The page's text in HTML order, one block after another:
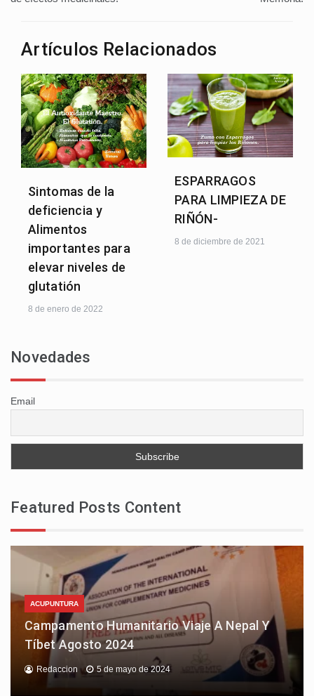
Artículos Relacionados
Sintomas de la
deficiencia y
Alimentos
importantes para
elevar niveles de
glutatión
8 de enero de 2022
ESPARRAGOS
PARA LIMPIEZA DE
RIÑÓN-
8 de diciembre de 2021
Novedades
Email
Featured Posts Content
ACUPUNTURA
Campamento Humanitario Viaje A Nepal Y
Tíbet Agosto 2024
Redaccion 5 de mayo de 2024